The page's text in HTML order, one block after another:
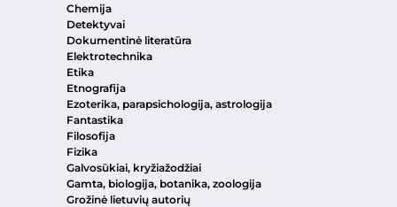
Chemija
Detektyvai
Dokumentinė literatūra
Elektrotechnika
Etika
Etnografija
Ezoterika, parapsichologija, astrologija
Fantastika
Filosofija
Fizika
Galvosūkiai, kryžiažodžiai
Gamta, biologija, botanika, zoologija
Grožinė lietuvių autorių